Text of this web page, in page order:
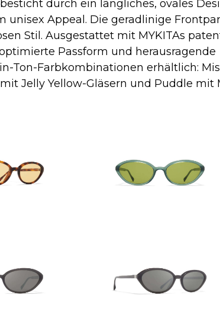
durch ein längliches, ovales
Appeal. Die geradlinige
Stil. Ausgestattet mit MYKITAs
Passform und herausragende
Ton-Farbkombinationen erhältlich:
Jelly Yellow-Gläsern und Puddle mit